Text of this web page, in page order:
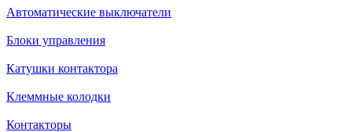
Автоматические выключатели
Блоки управления
Катушки контактора
Клеммные колодки
Контакторы